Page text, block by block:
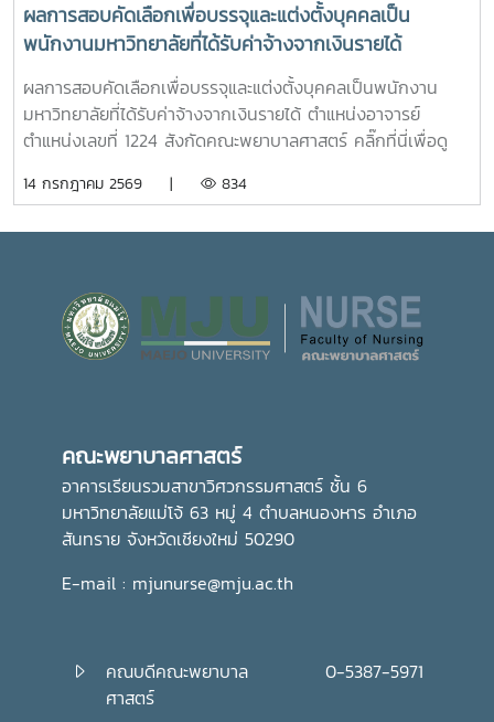
ผลการสอบคัดเลือกเพื่อบรรจุและแต่งตั้งบุคคลเป็น
พนักงานมหาวิทยาลัยที่ได้รับค่าจ้างจากเงินรายได้
ตำแหน่งอาจารย์ ตำแหน่งเลขที่ 1224 สังกัดคณะพยาบาล
ศาสตร์
ผลการสอบคัดเลือกเพื่อบรรจุและแต่งตั้งบุคคลเป็นพนักงาน
มหาวิทยาลัยที่ได้รับค่าจ้างจากเงินรายได้ ตำแหน่งอาจารย์
ตำแหน่งเลขที่ 1224 สังกัดคณะพยาบาลศาสตร์ คลิ๊กที่นี่เพื่อดู
14 กรกฎาคม 2569 | 834
คณะพยาบาลศาสตร์
อาคารเรียนรวมสาขาวิศวกรรมศาสตร์ ชั้น 6
มหาวิทยาลัยแม่โจ้ 63 หมู่ 4 ตำบลหนองหาร อำเภอ
สันทราย จังหวัดเชียงใหม่ 50290
E-mail : mjunurse@mju.ac.th
คณบดีคณะพยาบาล
ศาสตร์
0-5387-5971